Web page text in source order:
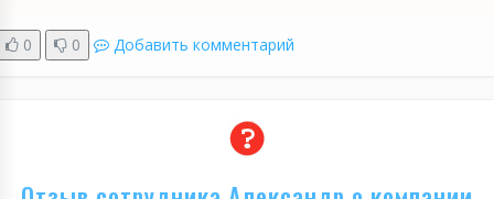
0 0 Добавить комментарий